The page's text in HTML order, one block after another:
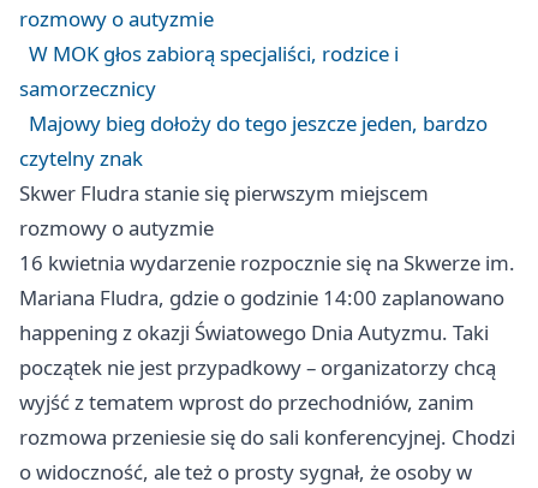
rozmowy o autyzmie
W MOK głos zabiorą specjaliści, rodzice i
samorzecznicy
Majowy bieg dołoży do tego jeszcze jeden, bardzo
czytelny znak
Skwer Fludra stanie się pierwszym miejscem
rozmowy o autyzmie
16 kwietnia wydarzenie rozpocznie się na Skwerze im.
Mariana Fludra, gdzie o godzinie 14:00 zaplanowano
happening z okazji Światowego Dnia Autyzmu. Taki
początek nie jest przypadkowy – organizatorzy chcą
wyjść z tematem wprost do przechodniów, zanim
rozmowa przeniesie się do sali konferencyjnej. Chodzi
o widoczność, ale też o prosty sygnał, że osoby w